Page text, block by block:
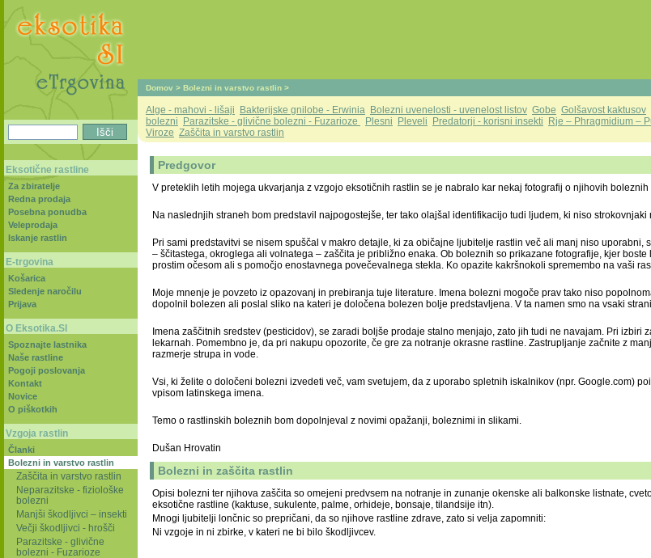
Domov > Bolezni in varstvo rastlin >
Alge - mahovi - lišaji Bakterijske gnilobe - Erwinia Bolezni uvenelosti - uvenelost listov Gobe Golšavost kaktusov
bolezni
Parazitske - glivične bolezni - Fuzarioze Plesni Pleveli Predatorji - korisni insekti Rje – Phragmidium –
Viroze Zaščita in varstvo rastlin
Predgovor
V preteklih letih mojega ukvarjanja z vzgojo eksotičnih rastlin se je nabralo kar nekaj fotografij o njihovih
Na naslednjih straneh bom predstavil najpogostejše, ter tako olajšal identifikacijo tudi ljudem, ki niso strokovnjaki
Pri sami predstavitvi se nisem spuščal v makro detajle, ki za običajne ljubitelje rastlin več ali manj niso
– ščitastega, okroglega ali volnatega – zaščita je približno enaka. Ob boleznih so prikazane fotografije, kjer
prostim očesom ali s pomočjo enostavnega povečevalnega stekla. Ko opazite kakršnokoli spremembo na vaši
Moje mnenje je povzeto iz opazovanj in prebiranja tuje literature. Imena bolezni mogoče prav tako niso
dopolnil bolezen ali poslal sliko na kateri je določena bolezen bolje predstavljena. V ta namen smo na vsaki
Imena zaščitnih sredstev (pesticidov), se zaradi boljše prodaje stalno menjajo, zato jih tudi ne navajam. Pri izbiri
lekarnah. Pomembno je, da pri nakupu opozorite, če gre za notranje okrasne rastline. Zastrupljanje začnite z
razmerje strupa in vode.
Vsi, ki želite o določeni bolezni izvedeti več, vam svetujem, da z uporabo spletnih iskalnikov (npr. Google.com)
vpisom latinskega imena.
Temo o rastlinskih boleznih bom dopolnjeval z novimi opažanji, boleznimi in slikami.
Dušan Hrovatin
Bolezni in zaščita rastlin
Opisi bolezni ter njihova zaščita so omejeni predvsem na notranje in zunanje okenske ali balkonske listnate,
eksotične rastline (kaktuse, sukulente, palme, orhideje, bonsaje, tilandsije itn).
Mnogi ljubitelji lončnic so prepričani, da so njihove rastline zdrave, zato si velja zapomniti:
Ni vzgoje in ni zbirke, v kateri ne bi bilo škodljivcev.
Eksotične rastline
Za zbiratelje
Redna prodaja
Posebna ponudba
Veleprodaja
Iskanje rastlin
E-trgovina
Košarica
Sledenje naročilu
Prijava
O Eksotika.SI
Spoznajte lastnika
Naše rastline
Pogoji poslovanja
Kontakt
Novice
O piškotkih
Vzgoja rastlin
Članki
Bolezni in varstvo rastlin
Zaščita in varstvo rastlin
Neparazitske - fiziološke
bolezni
Manjši škodljivci – insekti
Večji škodljivci - hrošči
Parazitske - glivične
bolezni - Fuzarioze